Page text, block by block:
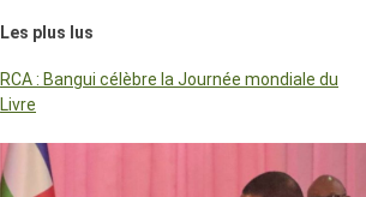
Les plus lus
RCA : Bangui célèbre la Journée mondiale du
Livre